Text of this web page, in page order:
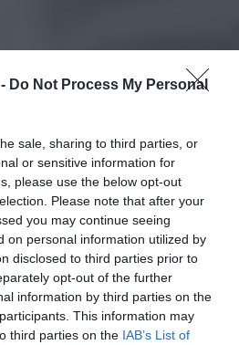
Do Not Process My Personal
sale, sharing to third parties, or
or sensitive information for
please use the below opt-out
Please note that after your
you may continue seeing
on personal information utilized by
disclosed to third parties prior to
opt-out of the further
information by third parties on the
This information may
third parties on the IAB’s List of